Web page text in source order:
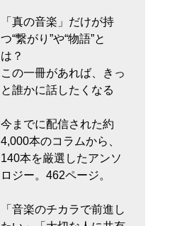
「真の音楽」だけが持
つ“繋がり”や“物語”と
は？
この一冊があれば、きっ
と誰かに話したくなる
今までに配信された約
4,000本のコラムから、
140本を厳選したアンソ
ロジー。462ページ。
「音楽のチカラで前進し